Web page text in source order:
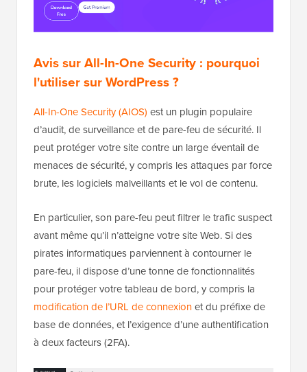
Avis sur All-In-One Security : pourquoi
l'utiliser sur WordPress ?
All-In-One Security (AIOS) est un plugin populaire
d’audit, de surveillance et de pare-feu de sécurité. Il
peut protéger votre site contre un large éventail de
menaces de sécurité, y compris les attaques par force
brute, les logiciels malveillants et le vol de contenu.
En particulier, son pare-feu peut filtrer le trafic suspect
avant même qu’il n’atteigne votre site Web. Si des
pirates informatiques parviennent à contourner le
pare-feu, il dispose d’une tonne de fonctionnalités
pour protéger votre tableau de bord, y compris la
modification de l’URL de connexionet du préfixe de
base de données, et l’exigence d’une authentification
à deux facteurs (2FA).